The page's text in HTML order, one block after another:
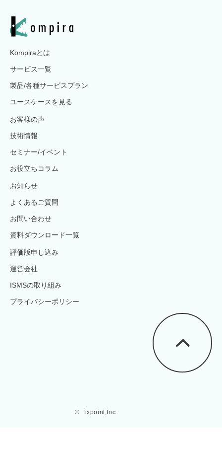
Kompiraとは
サービス一覧
製品/各種サービスプラン
ユースケースを見る
お客様の声
技術情報
セミナー/イベント
お役立ちコラム
お知らせ
よくあるご質問
お問い合わせ
資料ダウンロード一覧
評価版申し込み
運営会社
ISMSの取り組み
プライバシーポリシー
©  fixpoint,Inc.